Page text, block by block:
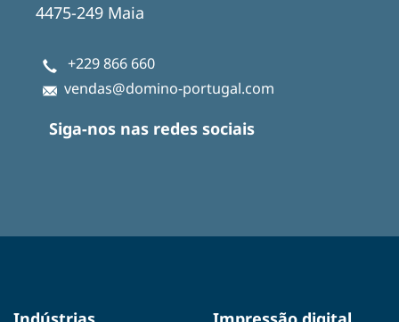
4475-249 Maia
+229 866 660
vendas@domino-portugal.com
Siga-nos nas redes sociais